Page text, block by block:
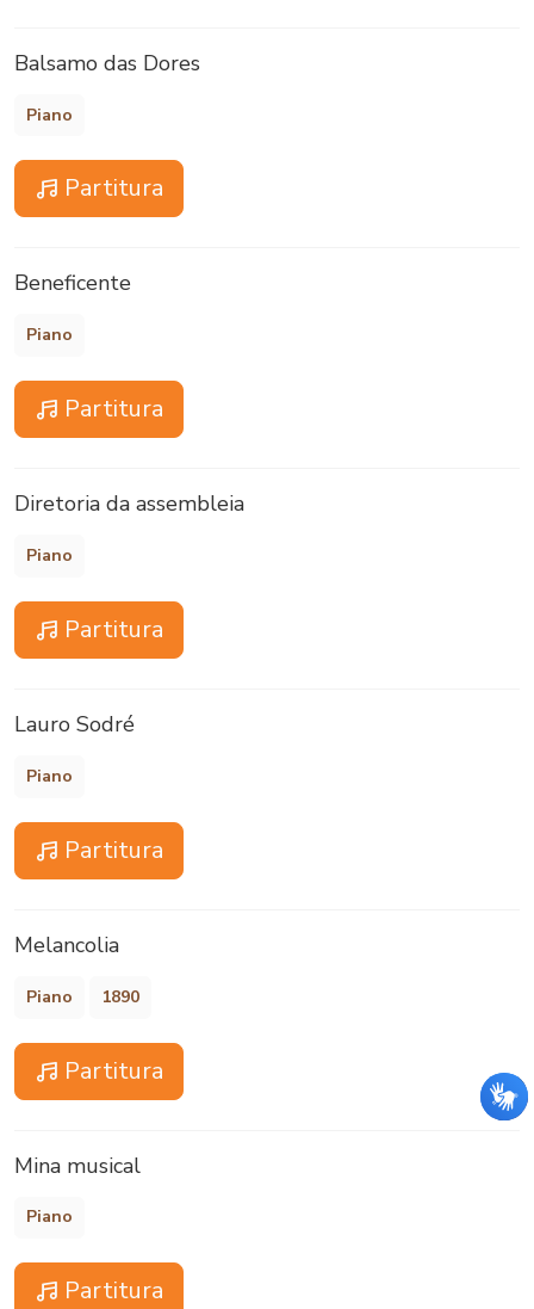
Balsamo das Dores
Piano
Partitura
Beneficente
Piano
Partitura
Diretoria da assembleia
Piano
Partitura
Lauro Sodré
Piano
Partitura
Melancolia
Piano 1890
Partitura
Mina musical
Piano
Partitura